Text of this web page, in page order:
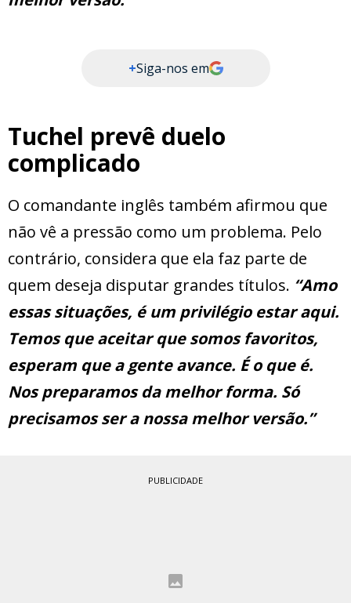
+Siga-nos em
Tuchel prevê duelo
complicado
O comandante inglês também afirmou que
não vê a pressão como um problema. Pelo
contrário, considera que ela faz parte de
quem deseja disputar grandes títulos. “Amo
essas situações, é um privilégio estar aqui.
Temos que aceitar que somos favoritos,
esperam que a gente avance. É o que é.
Nos preparamos da melhor forma. Só
precisamos ser a nossa melhor versão.”
PUBLICIDADE